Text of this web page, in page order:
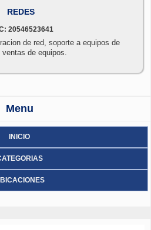
REDES
20546523641
de red, soporte a equipos de
de equipos.
Menu
INICIO